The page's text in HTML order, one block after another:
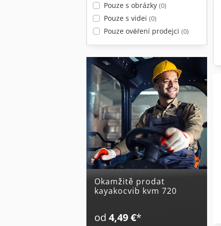
Pouze s obrázky (0)
Pouze s videi (0)
Pouze ověření prodejci (0)
Okamžitě prodat
kayakocvib kvm 720
od 4,49 €*